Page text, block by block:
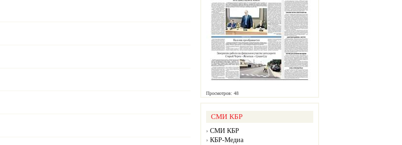
Просмотров: 48
СМИ КБР
СМИ КБР
КБР-Медиа